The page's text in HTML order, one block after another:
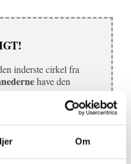
Om
inderste cirkel fra
have den
og i alt 4 blade i 1
den samme værdi (i
som kun har 1